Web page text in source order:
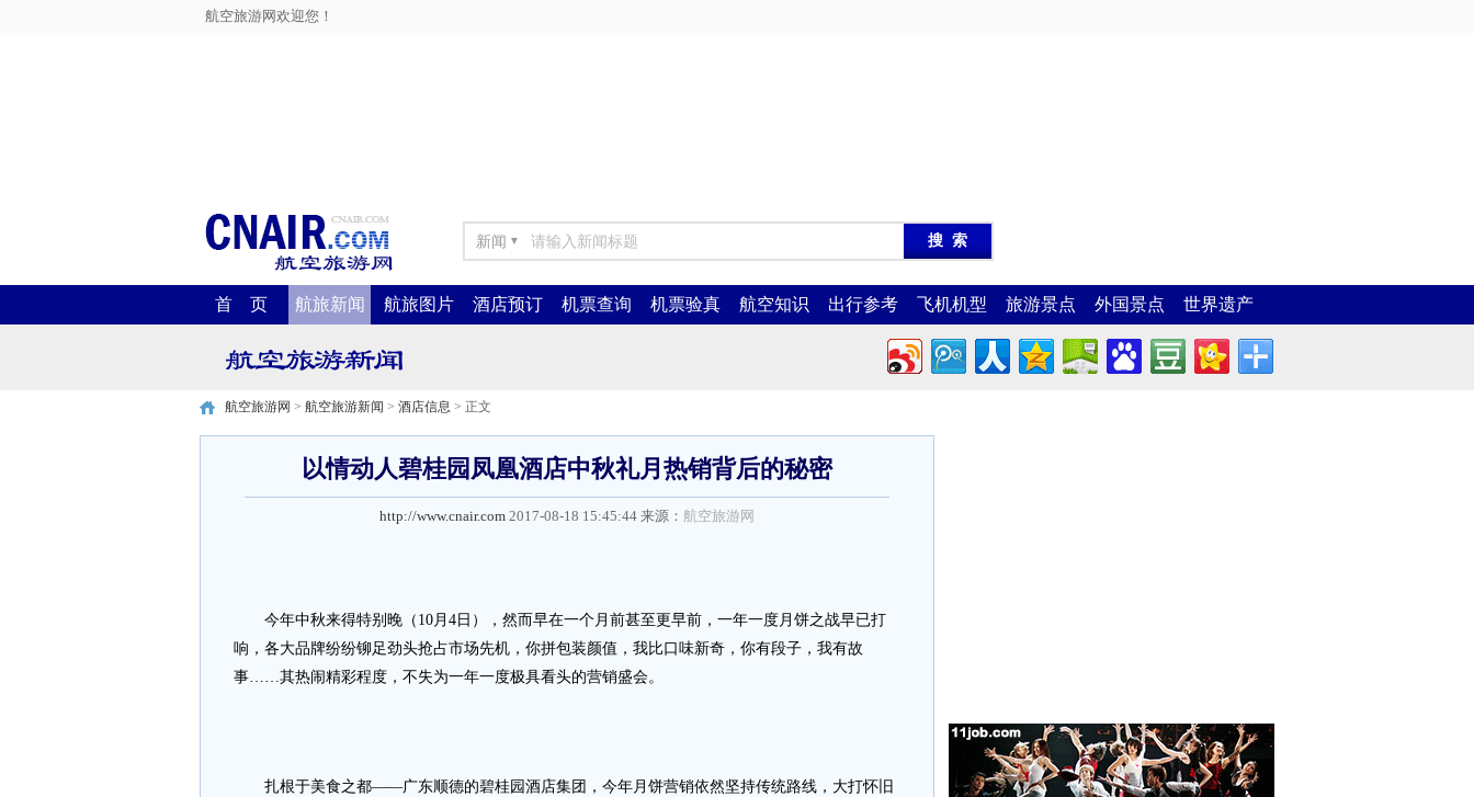
航空旅游网欢迎您！
新闻 ▼
首 页 航旅新闻 航旅图片 酒店预订 机票查询 机票验真 航空知识 出行参考 飞机机型 旅游景点 外国景点 世界遗产
航空旅游网 > 航空旅游新闻 > 酒店信息 > 正文
以情动人碧桂园凤凰酒店中秋礼月热销背后的秘密
http://www.cnair.com 2017-08-18 15:45:44 来源： 航空旅游网
今年中秋来得特别晚（10月4日），然而早在一个月前甚至更早前，一年一度月饼之战早已打
响，各大品牌纷纷铆足劲头抢占市场先机，你拼包装颜值，我比口味新奇，你有段子，我有故
事……其热闹精彩程度，不失为一年一度极具看头的营销盛会。
扎根于美食之都——广东顺德的碧桂园酒店集团，今年月饼营销依然坚持传统路线，大打怀旧